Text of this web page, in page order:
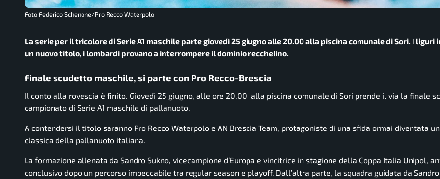
Foto Federico Schenone/Pro Recco Waterpolo
La serie per il tricolore di Serie A1 maschile parte giovedì 25 giugno alle 20.00 alla piscina comunale di Sori. I liguri
un nuovo titolo, i lombardi provano a interrompere il dominio recchelino.
Finale scudetto maschile, si parte con Pro Recco-Brescia
Il conto alla rovescia è finito. Giovedì 25 giugno, alle ore 20.00, alla piscina comunale di Sori prende il via la finale
campionato di Serie A1 maschile di pallanuoto.
A contendersi il titolo saranno Pro Recco Waterpolo e AN Brescia Team, protagoniste di una sfida ormai diventata
classica della pallanuoto italiana.
La formazione allenata da Sandro Sukno, vicecampione d’Europa e vincitrice in stagione della Coppa Italia Unipol,
conclusivo dopo un percorso impeccabile tra regular season e playoff. Dall’altra parte, la squadra guidata da Sandro